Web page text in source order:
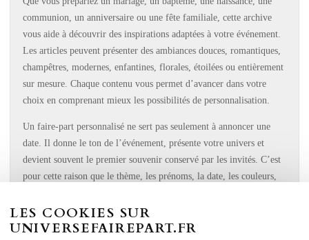
communion, un anniversaire ou une fête familiale, cette archive
vous aide à découvrir des inspirations adaptées à votre événement.
Les articles peuvent présenter des ambiances douces, romantiques,
champêtres, modernes, enfantines, florales, étoilées ou entièrement
sur mesure. Chaque contenu vous permet d’avancer dans votre
choix en comprenant mieux les possibilités de personnalisation.
Un faire-part personnalisé ne sert pas seulement à annoncer une
date. Il donne le ton de l’événement, présente votre univers et
devient souvent le premier souvenir conservé par les invités. C’est
pour cette raison que le thème, les prénoms, la date, les couleurs,
Des conseils pour préparer une papeterie
LES COOKIES SUR
UNIVERSEFAIREPART.FR